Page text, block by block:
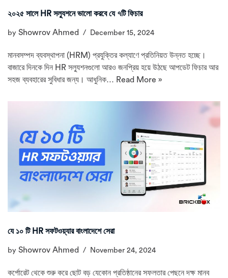
২০২৫ সালে HR সল্যুশনে ভালো করবে যে ৭টি ফিচার
by Showrov Ahmed December 15, 2024
মানবসম্পদ ব্যবস্থাপনা (HRM) প্রযুক্তির কল্যাণে প্রতিনিয়ত উন্নত হচ্ছে।
বাজারে দিনকে দিন HR সল্যুশনগুলো আরও জনপ্রিয় হয়ে উঠছে আপডেট ফিচার আর
সহজ ব্যবহারের সুবিধার জন্য। আধুনিক… Read More »
যে ১০ টি HR সফটওয়্যার বাংলাদেশে সেরা
by Showrov Ahmed November 24, 2024
কর্পোরেট থেকে শুরু করে ছোট বড় যেকোন প্রতিষ্ঠানের সফলতার পেছনে দক্ষ মানব